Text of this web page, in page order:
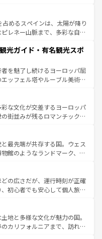
園風景やアマルフィ海岸の絶
い。観光の合間には、本場の
タリア料理を堪能することも
れられない旅をしてみよう！
めるスペインは、太陽が降り
レネー山脈まで、多彩な自然
熱的なフラメンコ、熱気あふ
パスが生活の一部となってい
れた雰囲気や、バルセロナの
方では古代ローマ遺跡や中世
候が異なるスペインはその個
性で訪れる人を魅了する。 なお、新着のスペイン情報は コ
しい。
光ガイド・有名観光スポ
を魅了し続けるヨーロッパ屈
ッフェル塔やルーブル美術館
る。華麗な宮殿、歴史的な大
豊かな自然が、訪れる者を心
スは美食の国としても知ら
あるランス、プロヴァンスの
多彩な楽しみ方が可能だ。さ
力が溢れており、どの街角に
れで全く異なる文化を体験で
新着のフランス情報はコンテンツ一覧
な文化が交差するヨーロッパ
街並みが残るロマンチック街
いても飽きることがない。ベ
ルン州のアルプスの絶景、そ
といった風景は必見。ビール
しい。 なお、新着の
覧を参照してほしい。
最先端が共存する国。ウェス
館のようなランドマーク、歴
。また、優雅なアフタヌーン
らない英国パブ、サッカー観
る体験も豊富。イギリスを旅
の広さだが、運行時刻が正確
初心者でも安心して個人旅行
スイスならではのユニークな
だけでなく町歩きも満喫する
高いため物価も高いが、旅行
地と多様な文化が魅力の国。
カリフォルニアまで、訪れる